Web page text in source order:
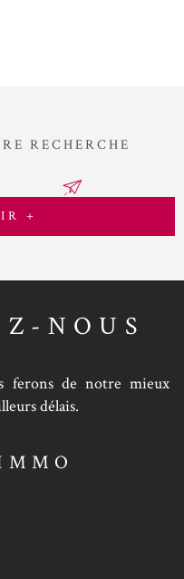
RECHERCHE
+
NOUS
ferons de notre mieux
délais.